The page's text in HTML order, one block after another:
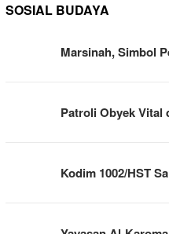
SOSIAL BUDAYA
Marsinah, Simbol
Patroli Obyek
Kodim 1002/HST